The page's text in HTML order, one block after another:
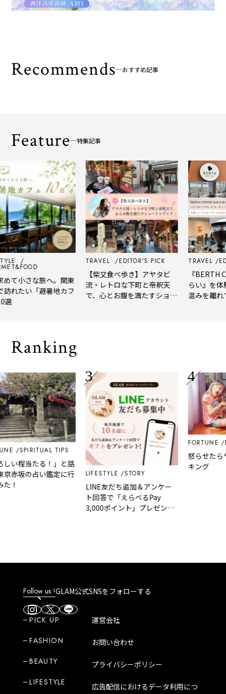
Recommends おすすめ記事
Feature 特集記事
て小さな旅へ。関東
れたい「避暑地カフ
TRAVEL EDITOR'S PICK
【柴又食べ歩き】アヤタビ
流・レトロな下町と帝釈天
で、心とお腹を満たすショー
TRAVEL
『BERTH
らい』を体
混みを離れ
Ranking
SPIRITUAL TIPS
い程当たる！」と話
赤坂の占い鑑定に行
！
LIFESTYLE STORY
LINE友だち追加＆アンケー
ト回答で「えらべるPay
3,000ポイント」プレゼント
FORTUNE
怒らせたら
キング
Follow us !GLAM公式SNSをフォローする
PICK UP
FASHION
BEAUTY
LIFESTYLE
運営会社
お問い合わせ
プライバシーポリシー
広告配信におけるデータ利用につ